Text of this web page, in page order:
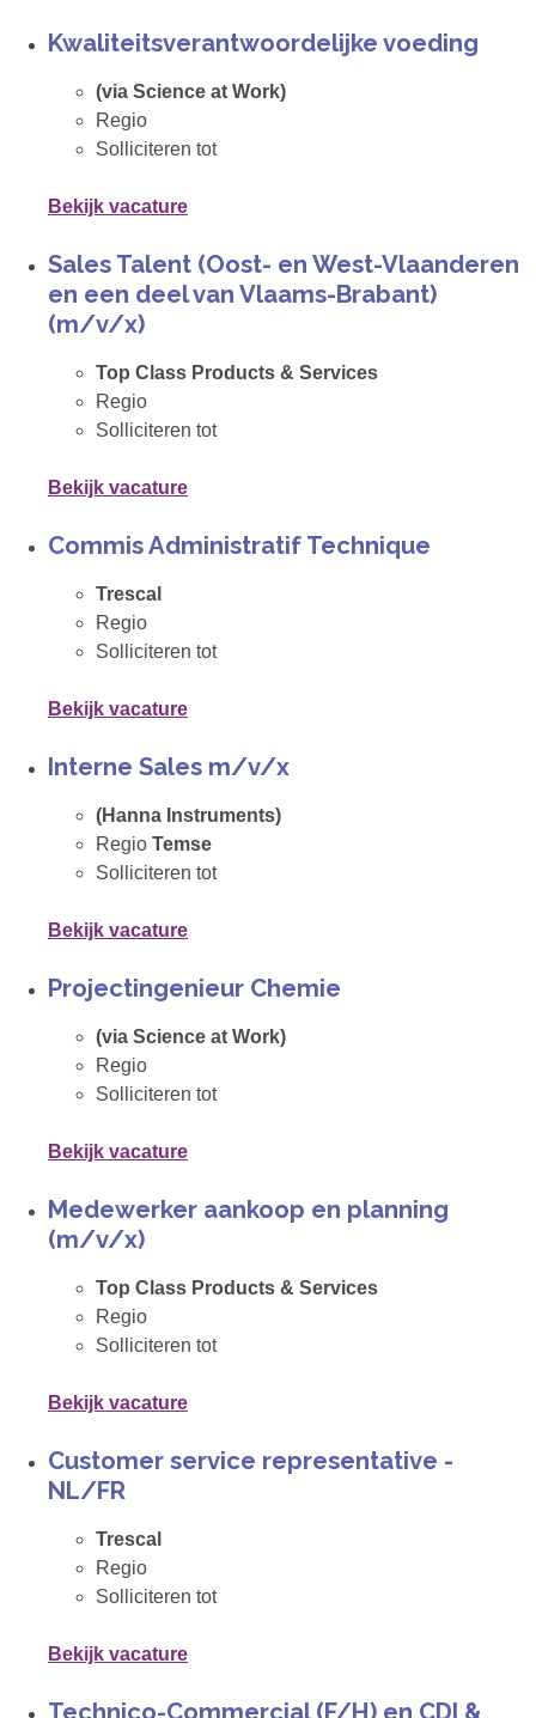
Kwaliteitsverantwoordelijke voeding
(via Science at Work)
Regio
Solliciteren tot
Bekijk vacature
Sales Talent (Oost- en West-Vlaanderen
en een deel van Vlaams-Brabant)
(m/v/x)
Top Class Products & Services
Regio
Solliciteren tot
Bekijk vacature
Commis Administratif Technique
Trescal
Regio
Solliciteren tot
Bekijk vacature
Interne Sales m/v/x
(Hanna Instruments)
Regio Temse
Solliciteren tot
Bekijk vacature
Projectingenieur Chemie
(via Science at Work)
Regio
Solliciteren tot
Bekijk vacature
Medewerker aankoop en planning
(m/v/x)
Top Class Products & Services
Regio
Solliciteren tot
Bekijk vacature
Customer service representative -
NL/FR
Trescal
Regio
Solliciteren tot
Bekijk vacature